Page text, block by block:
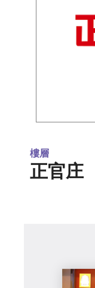
樓層
正官庄